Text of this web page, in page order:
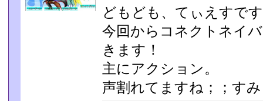
どもども、てぃえすで
今回からコネクトネイ
きます！
主にアクション。
声割れてますね；；す